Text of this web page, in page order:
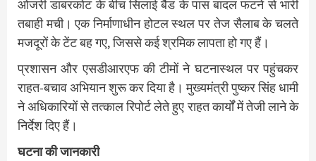
ओजरी डाबरकोट के बीच सिलाई बैंड के पास बादल फटने से भारी
तबाही मची। एक निर्माणाधीन होटल स्थल पर तेज सैलाब के चलते
मजदूरों के टेंट बह गए, जिससे कई श्रमिक लापता हो गए हैं।
प्रशासन और एसडीआरएफ की टीमों ने घटनास्थल पर पहुंचकर
राहत-बचाव अभियान शुरू कर दिया है। मुख्यमंत्री पुष्कर सिंह धामी
ने अधिकारियों से तत्काल रिपोर्ट लेते हुए राहत कार्यों में तेजी लाने के
निर्देश दिए हैं।
घटना की जानकारी